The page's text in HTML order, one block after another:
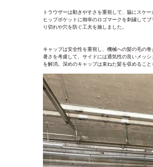
トラウザーは動きやすさを重視して、脇にスケ
ヒップポケットに御幸のロゴマークを刺繍して
り切れや穴を防ぐ工夫を施しました。
キャップは安全性を重視し、機械への髪の毛の
暑さを考慮して、サイドには通気性の良いメッ
を解消。深めのキャップは束ねた髪を収めるこ